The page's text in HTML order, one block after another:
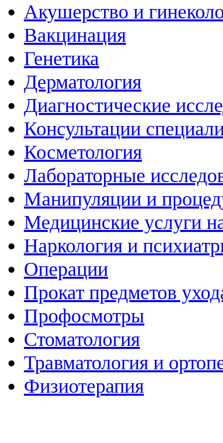
Акушерство и
Вакцинация
Генетика
Дерматология
Диагностические
Консультации
Косметология
Лабораторные
Манипуляции и
Медицинские услуги
Наркология и
Операции
Прокат предметов
Профосмотры
Стоматология
Травматология и
Физиотерапия